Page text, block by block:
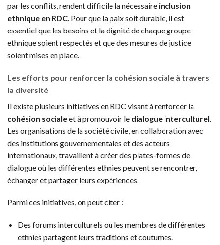
par les conflits, rendent difficile la nécessaire inclusion
ethnique en RDC . Pour que la paix soit durable, il est
essentiel que les besoins et la dignité de chaque groupe
ethnique soient respectés et que des mesures de justice
soient mises en place.
Les efforts pour renforcer la cohésion sociale à travers
la diversité
Il existe plusieurs initiatives en RDC visant à renforcer la
cohésion socialeet à promouvoir le dialogue interculturel
Les organisations de la société civile, en collaboration avec
des institutions gouvernementales et des acteurs
internationaux, travaillent à créer des plates-formes de
dialogue où les différentes ethnies peuvent se rencontrer,
échanger et partager leurs expériences.
Parmi ces initiatives, on peut citer :
Des forums interculturels où les membres de différentes
ethnies partagent leurs traditions et coutumes.